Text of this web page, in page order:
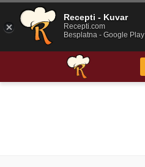
Recepti - Kuvar
Recepti.com
Besplatna - Google Play